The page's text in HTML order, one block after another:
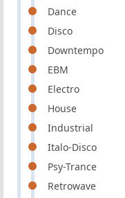
Dance
Disco
Downtempo
EBM
Electro
House
Industrial
Italo-Disco
Psy-Trance
Retrowave